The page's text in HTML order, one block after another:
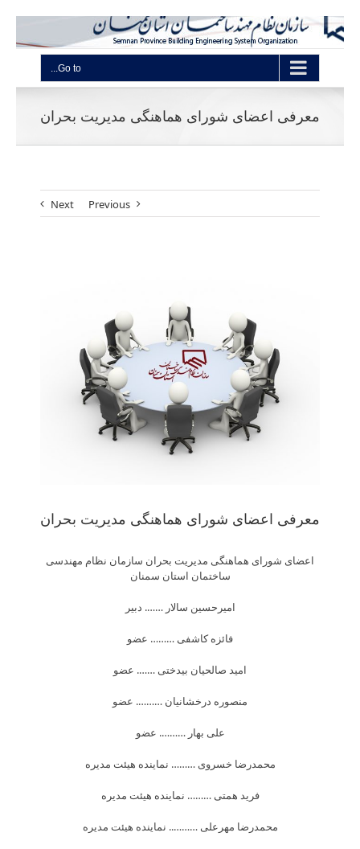
Go to...
معرفی اعضای شورای هماهنگی مدیریت بحران
Previous
Next
معرفی اعضای شورای هماهنگی مدیریت بحران
اعضای شورای هماهنگی مدیریت بحران سازمان نظام مهندسی
ساختمان استان سمنان
امیرحسین سالار ……. دبیر
فائزه کاشفی ……… عضو
امید صالحیان بیدختی ……. عضو
منصوره درخشانیان ………. عضو
علی بهار ………. عضو
محمدرضا خسروی ……… نماینده هیئت مدیره
فرید همتی ……… نماینده هیئت مدیره
محمدرضا مهرعلی ……….. نماینده هیئت مدیره